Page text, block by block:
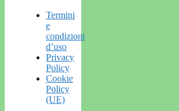
Termini
e
condizioni
d’uso
Privacy
Policy
Cookie
Policy
(UE)